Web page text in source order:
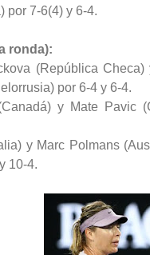
por 7-6(4) y 6-4.
ronda):
(República
por 6-4 y 6-4.
y Mate Pavic
y Marc Polmans
10-4.